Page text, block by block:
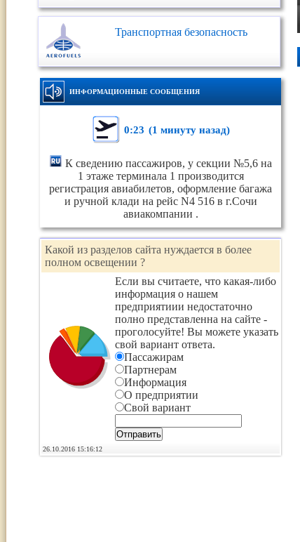
Транспортная безопасность
ИНФОРМАЦИОННЫЕ СООБЩЕНИЯ
0:23 (1 минуту назад)
К сведению пассажиров, у секции №5,6 на
1 этаже терминала 1 производится
регистрация авиабилетов, оформление багажа
и ручной клади на рейс N4 516 в г.Сочи
авиакомпании .
Какой из разделов сайта нуждается в более
полном освещении ?
Если вы считаете, что какая-либо
информация о нашем
предприятиии недостаточно
полно представленна на сайте -
проголосуйте! Вы можете указать
свой вариант ответа.
Пассажирам
Партнерам
Информация
О предприятии
Свой вариант
26.10.2016 15:16:12